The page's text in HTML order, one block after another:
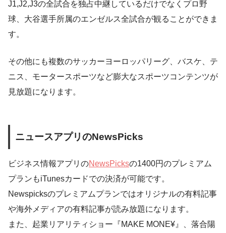
J1,J2,J3の全試合を独占中継しているだけでなくプロ野
球、大谷選手所属のエンゼルス全試合が観ることができま
す。
その他にも複数のサッカーヨーロッパリーグ、バスケ、テ
ニス、モータースポーツなど膨大なスポーツコンテンツが
見放題になります。
ニュースアプリのNewsPicks
ビジネス情報アプリのNewsPicksの1400円のプレミアム
プランもiTunesカードでの決済が可能です。
Newspicksのプレミアムプランではオリジナルの有料記事
や海外メディアの有料記事が読み放題になります。
また、起業リアリティショー『MAKE MONE¥』、落合陽